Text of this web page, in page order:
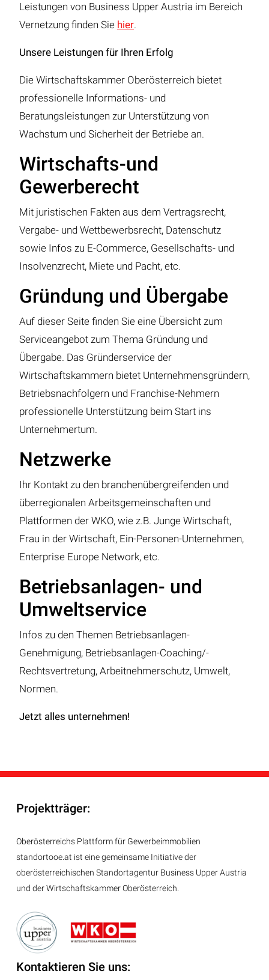
Leistungen von Business Upper Austria im Bereich
Vernetzung finden Sie hier.
Unsere Leistungen für Ihren Erfolg
Die Wirtschaftskammer Oberösterreich bietet
professionelle Informations- und
Beratungsleistungen zur Unterstützung von
Wachstum und Sicherheit der Betriebe an.
Wirtschafts-und
Gewerberecht
Mit juristischen Fakten aus dem Vertragsrecht,
Vergabe- und Wettbewerbsrecht, Datenschutz
sowie Infos zu E-Commerce, Gesellschafts- und
Insolvenzrecht, Miete und Pacht, etc.
Gründung und Übergabe
Auf dieser Seite finden Sie eine Übersicht zum
Serviceangebot zum Thema Gründung und
Übergabe. Das Gründerservice der
Wirtschaftskammern bietet Unternehmensgründern,
Betriebsnachfolgern und Franchise-Nehmern
professionelle Unterstützung beim Start ins
Unternehmertum.
Netzwerke
Ihr Kontakt zu den branchenübergreifenden und
überregionalen Arbeitsgemeinschaften und
Plattformen der WKO, wie z.B. Junge Wirtschaft,
Frau in der Wirtschaft, Ein-Personen-Unternehmen,
Enterprise Europe Network, etc.
Betriebsanlagen- und
Umweltservice
Infos zu den Themen Betriebsanlagen-
Genehmigung, Betriebsanlagen-Coaching/-
Rechtsvertretung, Arbeitnehmerschutz, Umwelt,
Normen.
Jetzt alles unternehmen!
Projektträger:
Oberösterreichs Plattform für Gewerbeimmobilien
standortooe.at ist eine gemeinsame Initiative der
oberösterreichischen Standortagentur Business Upper Austria
und der Wirtschaftskammer Oberösterreich.
Kontaktieren Sie uns: